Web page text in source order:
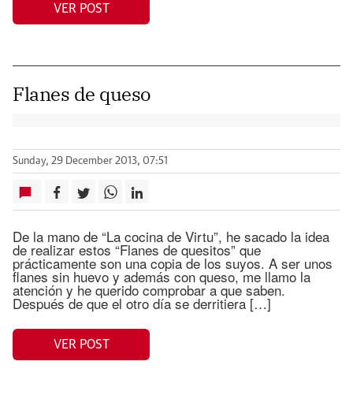
VER POST
Flanes de queso
Sunday, 29 December 2013, 07:51
De la mano de “La cocina de Virtu”, he sacado la idea
de realizar estos “Flanes de quesitos” que
prácticamente son una copia de los suyos. A ser unos
flanes sin huevo y además con queso, me llamo la
atención y he querido comprobar a que saben.
Después de que el otro día se derritiera […]
VER POST